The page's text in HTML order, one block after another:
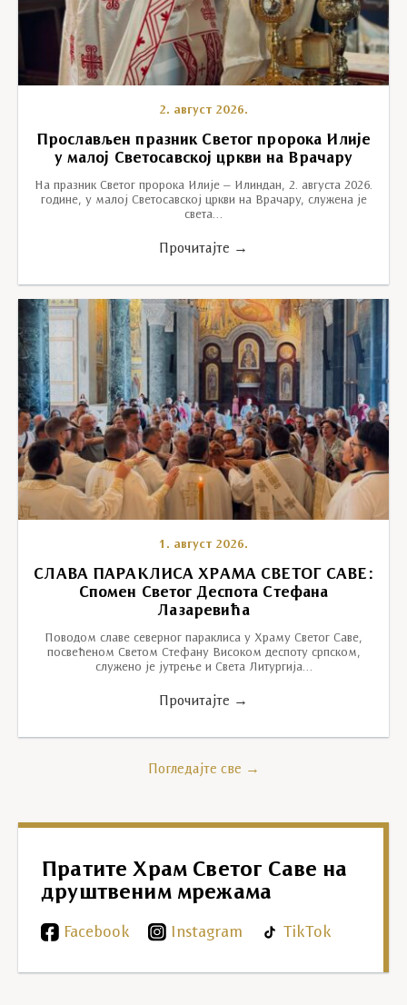
2. август 2026.
Прослављен празник Светог пророка Илије
у малој Светосавској цркви на Врачару
На празник Светог пророка Илије – Илиндан, 2. августа 2026.
године, у малој Светосавској цркви на Врачару, служена је
света…
Прочитајте →
1. август 2026.
СЛАВА ПАРАКЛИСА ХРАМА СВЕТОГ САВЕ:
Спомен Светог Деспота Стефана
Лазаревића
Поводом славе северног параклиса у Храму Светог Саве,
посвећеном Светом Стефану Високом деспоту српском,
служено је јутрење и Света Литургија…
Прочитајте →
Погледајте све →
Пратите Храм Светог Саве на
друштвеним мрежама
Facebook Instagram TikTok